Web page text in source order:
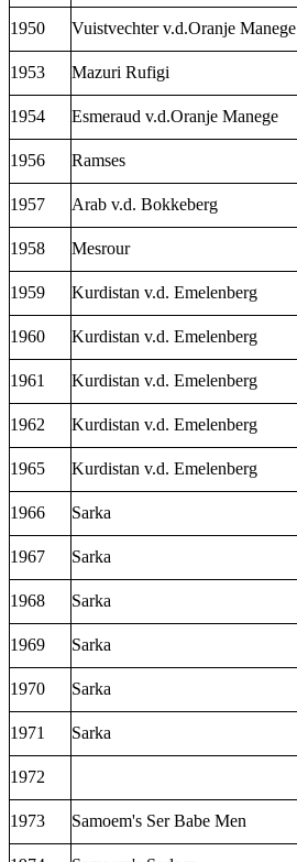
1950 Vuistvechter v.d.Oranje Manege
1953 Mazuri Rufigi
1954 Esmeraud v.d.Oranje Manege
1956 Ramses
1957 Arab v.d. Bokkeberg
1958 Mesrour
1959 Kurdistan v.d. Emelenberg
1960 Kurdistan v.d. Emelenberg
1961 Kurdistan v.d. Emelenberg
1962 Kurdistan v.d. Emelenberg
1965 Kurdistan v.d. Emelenberg
1966 Sarka
1967 Sarka
1968 Sarka
1969 Sarka
1970 Sarka
1971 Sarka
1972
1973 Samoem's Ser Babe Men